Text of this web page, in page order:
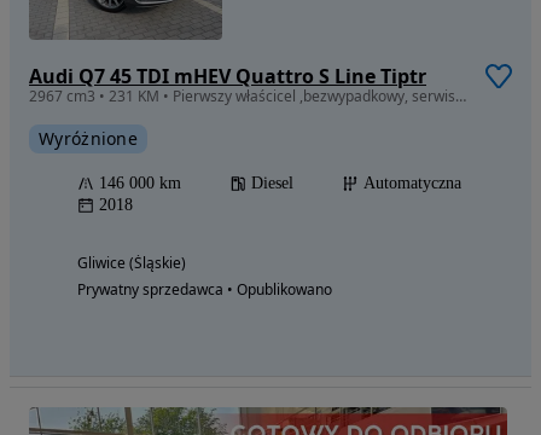
Audi Q7 45 TDI mHEV Quattro S Line Tiptr
2967 cm3 • 231 KM • Pierwszy właścicel ,bezwypadkowy, serwisowany w ASO , salon Polska
Wyróżnione
146 000 km Diesel
Automatyczna
2018
Gliwice (Śląskie)
Prywatny sprzedawca • Opublikowano